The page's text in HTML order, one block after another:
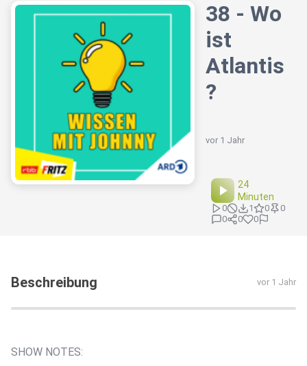
38 - Wo
ist
Atlantis
?
vor 1 Jahr
24
Minuten
0 1 0
0
0
0 0
Beschreibung vor 1 Jahr
SHOW NOTES: